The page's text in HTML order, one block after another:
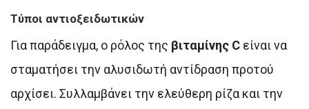
Τύποι αντιοξειδωτικών
Για παράδειγμα, ο ρόλος της βιταμίνης C είναι να
σταματήσει την αλυσιδωτή αντίδραση προτού
αρχίσει. Συλλαμβάνει την ελεύθερη ρίζα και την